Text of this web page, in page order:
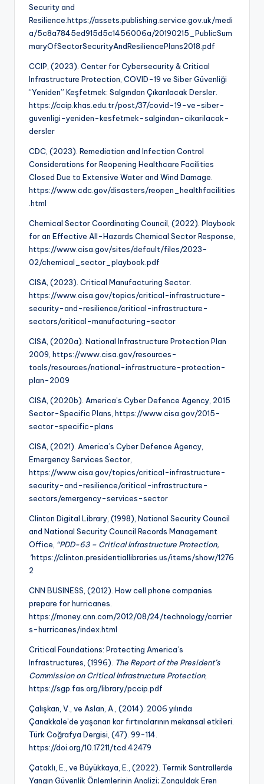
Security and
Resilience.https://assets.publishing.service.gov.uk/medi
a/5c8a7845ed915d5c1456006a/20190215_PublicSum
maryOfSectorSecurityAndResiliencePlans2018.pdf
CCIP, (2023). Center for Cybersecurity & Critical
Infrastructure Protection, COVID-19 ve Siber Güvenliği
“Yeniden” Keşfetmek: Salgından Çıkarılacak Dersler.
https://ccip.khas.edu.tr/post/37/covid-19-ve-siber-
guvenligi-yeniden-kesfetmek-salgindan-cikarilacak-
dersler
CDC, (2023). Remediation and Infection Control
Considerations for Reopening Healthcare Facilities
Closed Due to Extensive Water and Wind Damage.
https://www.cdc.gov/disasters/reopen_healthfacilities
.html
Chemical Sector Coordinating Council, (2022). Playbook
for an Effective All-Hazards Chemical Sector Response,
https://www.cisa.gov/sites/default/files/2023-
02/chemical_sector_playbook.pdf
CISA, (2023). Critical Manufacturing Sector.
https://www.cisa.gov/topics/critical-infrastructure-
security-and-resilience/critical-infrastructure-
sectors/critical-manufacturing-sector
CISA, (2020a). National Infrastructure Protection Plan
2009, https://www.cisa.gov/resources-
tools/resources/national-infrastructure-protection-
plan-2009
CISA, (2020b). America’s Cyber Defence Agency, 2015
Sector-Specific Plans, https://www.cisa.gov/2015-
sector-specific-plans
CISA, (2021). America’s Cyber Defence Agency,
Emergency Services Sector,
https://www.cisa.gov/topics/critical-infrastructure-
security-and-resilience/critical-infrastructure-
sectors/emergency-services-sector
Clinton Digital Library, (1998), National Security Council
and National Security Council Records Management
Office, “PDD-63 – Critical Infrastructure Protection,
”https://clinton.presidentiallibraries.us/items/show/1276
2
CNN BUSINESS, (2012). How cell phone companies
prepare for hurricanes.
https://money.cnn.com/2012/08/24/technology/carrier
s-hurricanes/index.html
Critical Foundations: Protecting America’s
Infrastructures, (1996). The Report of the President’s
Commission on Critical Infrastructure Protection,
https://sgp.fas.org/library/pccip.pdf
Çalışkan, V., ve Aslan, A., (2014). 2006 yılında
Çanakkale’de yaşanan kar fırtınalarının mekansal etkileri.
Türk Coğrafya Dergisi, (47). 99-114.
https://doi.org/10.17211/tcd.42479
Çataklı, E., ve Büyükkaya, E., (2022). Termik Santrallerde
Yangın Güvenlik Önlemlerinin Analizi; Zonguldak Eren